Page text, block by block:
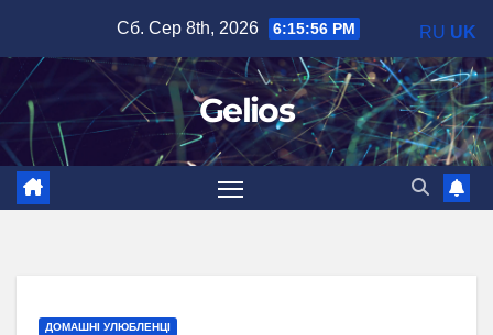
вмісту
Сб. Сер 8th, 2026 6:15:57 PM
Gelios
ДОМАШНІ УЛЮБЛЕНЦІ
RU UK